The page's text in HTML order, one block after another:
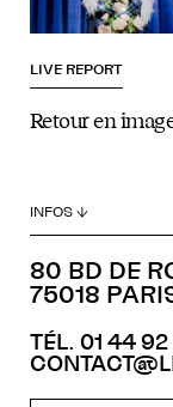
LIVE REPORT
Retour en
INFOS ↓
80 BD DE
75018
TÉL. 01 44